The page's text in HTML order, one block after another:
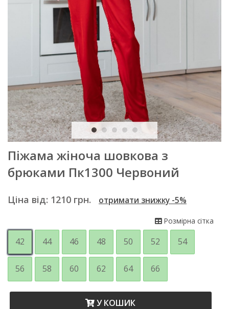
Піжама жіноча шовкова з
брюками Пк1300 Червоний
Ціна від: 1210 грн. отримати знижку -5%
Розмірна сітка
42 44 46 48 50 52 54
56 58 60 62 64 66
У КОШИК